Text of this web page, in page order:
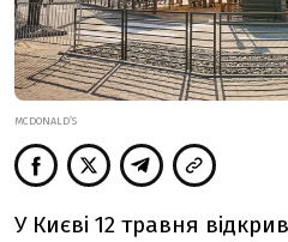
MCDONALD’S
У Києві 12 травня